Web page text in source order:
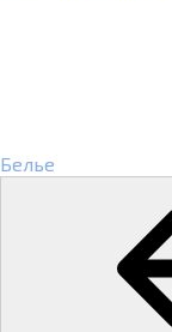
Белье